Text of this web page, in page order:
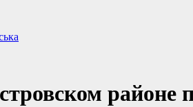
районе